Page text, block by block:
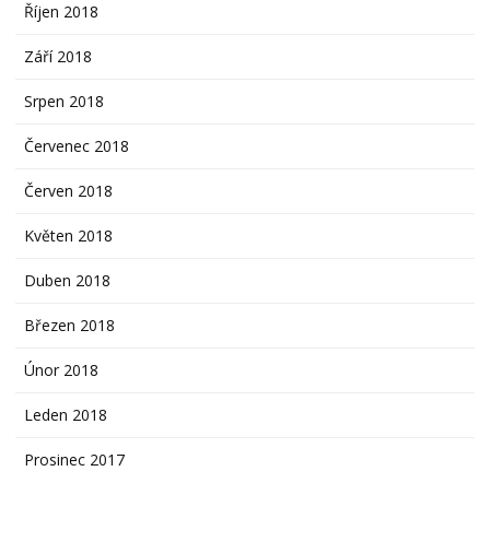
Říjen 2018
Září 2018
Srpen 2018
Červenec 2018
Červen 2018
Květen 2018
Duben 2018
Březen 2018
Únor 2018
Leden 2018
Prosinec 2017